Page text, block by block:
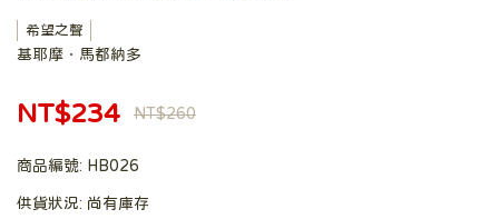
希望之聲
基耶摩．馬都納多
NT$234 NT$260
商品編號: HB026
供貨狀況: 尚有庫存